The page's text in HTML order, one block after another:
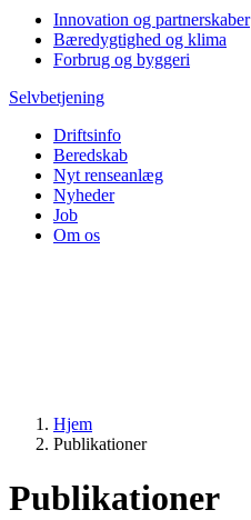
Innovation og partnerskaber
Bæredygtighed og klima
Forbrug og byggeri
Selvbetjening
Driftsinfo
Beredskab
Nyt renseanlæg
Nyheder
Job
Om os
Hjem
Publikationer
Publikationer